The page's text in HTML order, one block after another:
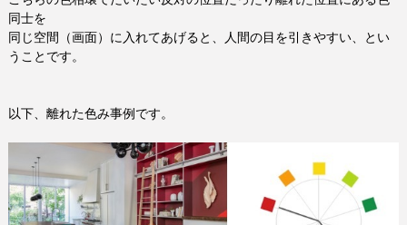
同士を
同じ空間（画面）に入れてあげると、人間の目を引きやすい、とい
うことです。
以下、離れた色み事例です。